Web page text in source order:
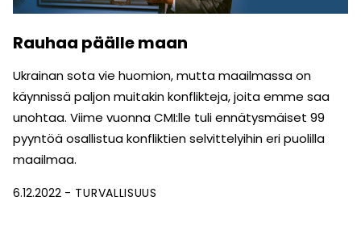
Rauhaa päälle maan
Ukrainan sota vie huomion, mutta maailmassa on
käynnissä paljon muitakin konflikteja, joita emme saa
unohtaa. Viime vuonna CMI:lle tuli ennätysmäiset 99
pyyntöä osallistua konfliktien selvittelyihin eri puolilla
maailmaa.
6.12.2022 TURVALLISUUS